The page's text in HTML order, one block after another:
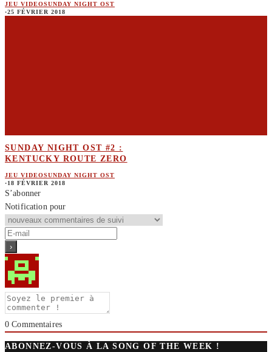
JEU VIDEOSUNDAY NIGHT OST
·25 FÉVRIER 2018
SUNDAY NIGHT OST #2 :
KENTUCKY ROUTE ZERO
JEU VIDEOSUNDAY NIGHT OST
·18 FÉVRIER 2018
S’abonner
Notification pour
0 Commentaires
ABONNEZ-VOUS À LA SONG OF THE WEEK !